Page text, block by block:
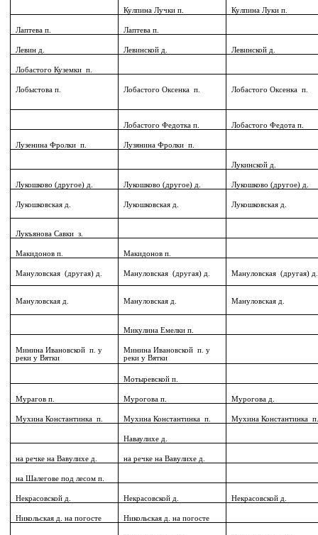
Кулпина Лучки п. Кулпина Луки п.
Лаптева п. Лаптева п.
Левин д. Левинской д. Левинской д.
Лобастого Куземки п.
Лобыстова п. Лобастого Оксенка п. Лобастого Оксенка п.
Лобастого Федотка п. Лобастого Федота п.
Лузенина Фролки п. Лузянина Фролки п.
Лукинской д.
Лукошково (другое) д. Лукошково (другое) д. Лукошково (другое) д.
Лукошковская д. Лукошковская д. Лукошковская д.
Лукъянова Савки з.
Макидонов п. Макидонов п.
Мануловская (другая) д. Мануловская (другая) д. Мануловская (другая) д.
Мануловская д. Мануловская д. Мануловская д.
Микулина Емелки п.
Минина Ивановской п. у
реки у Вятки
Минина Ивановской п. у
реки у Вятки
Мотыревской п.
Мурагов п. Мурогова п. Мурогова д.
Мухина Константинка п. Мухина Константинка п. Мухина Константинка
Наваулихе д.
на речке на Вавулихе д. на речке на Вавулихе д.
на Шалегове под лесом п.
Некрасовской д. Некрасовской д. Некрасовской д.
Никольская д. на погосте Никольская д. на погосте